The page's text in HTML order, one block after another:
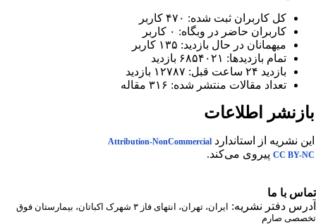
كل کاربران ثبت شده: ۴۷۰ کاربر
کاربران حاضر در وبگاه: ۰ کاربر
ميهمانان در حال بازديد: ۱۳۵ کاربر
تمام بازديد‌ها: ۶۸۵۴۰۲۱ بازدید
بازديد ۲۴ ساعت قبل: ۱۲۷۸۷ بازدید
تعداد مقالات منتشر شده: ۳۱۶ مقاله
اطلاعات
نشريه از استاندارد Attribution-NonCommercial
CC BY-پيروی می‌کند.
با ما
دفتر نشریه:
ایران، تهران، انتهای فاز ۳ شهرک اکباتان، بیمارستان فوق
صارم